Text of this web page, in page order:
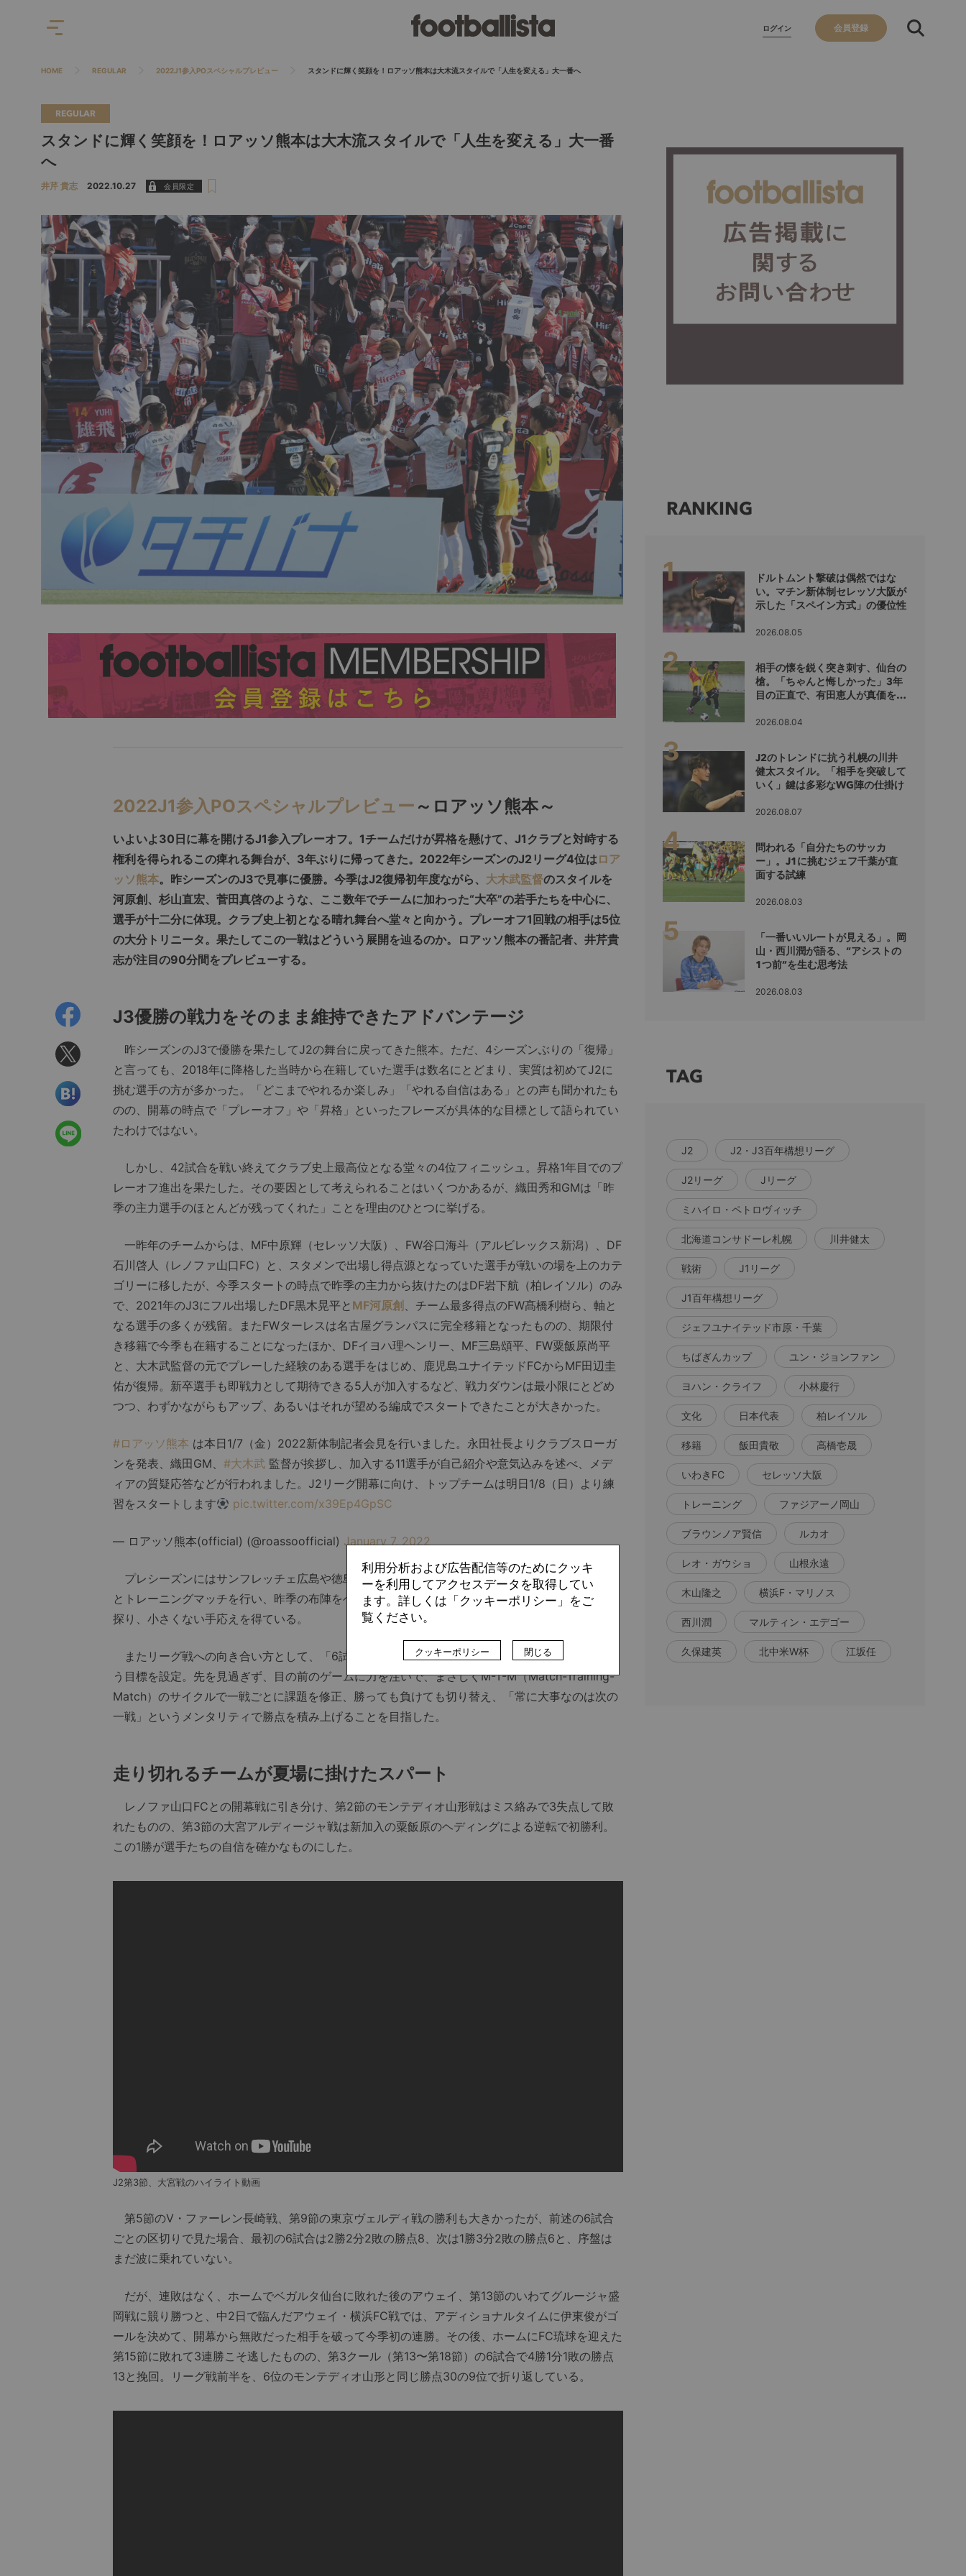
ログイン 会員登録
HOME REGULAR 2022J1参入POスペシャルプレビュー スタンドに輝く笑顔を！ロアッソ熊本は大木流スタイルで「人生を変える」大一番へ
REGULAR
スタンドに輝く笑顔を！ロアッソ熊本は大木流スタイルで「人生を変える」大一番
へ
井芹 貴志 2022.10.27
2022J1参入POスペシャルプレビュー ～ロアッソ熊本～
いよいよ30日に幕を開けるJ1参入プレーオフ。1チームだけが昇格を懸けて、J1クラブと対峙する
権利を得られるこの痺れる舞台が、3年ぶりに帰ってきた。2022年シーズンのJ2リーグ4位はロア
ッソ熊本。昨シーズンのJ3で見事に優勝。今季はJ2復帰初年度ながら、 大木武監督のスタイルを
河原創、杉山直宏、菅田真啓のような、ここ数年でチームに加わった“大卒”の若手たちを中心に、
選手が十二分に体現。クラブ史上初となる晴れ舞台へ堂々と向かう。プレーオフ1回戦の相手は5位
の大分トリニータ。果たしてこの一戦はどういう展開を辿るのか。ロアッソ熊本の番記者、井芹貴
志が注目の90分間をプレビューする。
J3優勝の戦力をそのまま維持できたアドバンテージ
昨シーズンのJ3で優勝を果たしてJ2の舞台に戻ってきた熊本。ただ、4シーズンぶりの「復帰」
と言っても、2018年に降格した当時から在籍していた選手は数名にとどまり、実質は初めてJ2に
挑む選手の方が多かった。「どこまでやれるか楽しみ」「やれる自信はある」との声も聞かれたも
のの、開幕の時点で「プレーオフ」や「昇格」といったフレーズが具体的な目標として語られてい
たわけではない。
しかし、42試合を戦い終えてクラブ史上最高位となる堂々の4位フィニッシュ。昇格1年目でのプ
レーオフ進出を果たした。その要因として考えられることはいくつかあるが、織田秀和GMは「昨
季の主力選手のほとんどが残ってくれた」ことを理由のひとつに挙げる。
一昨年のチームからは、MF中原輝（セレッソ大阪）、FW谷口海斗（アルビレックス新潟）、DF
石川啓人（レノファ山口FC）と、スタメンで出場し得点源となっていた選手が戦いの場を上のカテ
ゴリーに移したが、今季スタートの時点で昨季の主力から抜けたのはDF岩下航（柏レイソル）のみ
で、2021年のJ3にフル出場したDF黒木晃平と MF河原創 、チーム最多得点のFW髙橋利樹ら、軸と
なる選手の多くが残留。またFWターレスは名古屋グランパスに完全移籍となったものの、期限付
き移籍で今季も在籍することになったほか、DFイヨハ理ヘンリー、MF三島頌平、FW粟飯原尚平
と、大木武監督の元でプレーした経験のある選手をはじめ、鹿児島ユナイテッドFCからMF田辺圭
佑が復帰。新卒選手も即戦力として期待できる5人が加入するなど、戦力ダウンは最小限にとどめ
つつ、わずかながらもアップ、あるいはそれが望める編成でスタートできたことが大きかった。
#ロアッソ熊本 は本日1/7（金）2022新体制記者会見を行いました。永田社長よりクラブスローガ
ンを発表、織田GM、 #大木武 監督が挨拶し、加入する11選手が自己紹介や意気込みを述べ、メデ
ィアの質疑応答などが行われました。J2リーグ開幕に向け、トップチームは明日1/8（日）より練
習をスタートします
pic.twitter.com/x39Ep4GpSC
— ロアッソ熊本(official) (@roassoofficial) January 7, 2022
プレシーズンにはサンフレッチェ広島や徳島ヴォルティス、ヴァンフォーレ甲府といったチーム
とトレーニングマッチを行い、昨季の布陣をベースに新加入選手を試しながら馴染ませて可能性を
探り、小さくない手応えを得ている。
またリーグ戦への向き合い方として、「6試合ごとに勝点10」（＝シーズン終了時点で70）とい
う目標を設定。先を見過ぎず、目の前のゲームに力を注いで、まさしくM-T-M（Match-Training-
Match）のサイクルで一戦ごとに課題を修正、勝っても負けても切り替え、「常に大事なのは次の
一戦」というメンタリティで勝点を積み上げることを目指した。
走り切れるチームが夏場に掛けたスパート
レノファ山口FCとの開幕戦に引き分け、第2節のモンテディオ山形戦はミス絡みで3失点して敗
れたものの、第3節の大宮アルディージャ戦は新加入の粟飯原のヘディングによる逆転で初勝利。
この1勝が選手たちの自信を確かなものにした。
J2第3節、大宮戦のハイライト動画
第5節のV・ファーレン長崎戦、第9節の東京ヴェルディ戦の勝利も大きかったが、前述の6試合
ごとの区切りで見た場合、最初の6試合は2勝2分2敗の勝点8、次は1勝3分2敗の勝点6と、序盤は
まだ波に乗れていない。
だが、連敗はなく、ホームでベガルタ仙台に敗れた後のアウェイ、第13節のいわてグルージャ盛
岡戦に競り勝つと、中2日で臨んだアウェイ・横浜FC戦では、アディショナルタイムに伊東俊がゴ
ールを決めて、開幕から無敗だった相手を破って今季初の連勝。その後、ホームにFC琉球を迎えた
第15節に敗れて3連勝こそ逃したものの、第3クール（第13〜第18節）の6試合で4勝1分1敗の勝点
13と挽回。リーグ戦前半を、6位のモンテディオ山形と同じ勝点30の9位で折り返している。
RANKING
ドルトムント撃破は偶然ではな
い。マチン新体制セレッソ大阪が
示した「スペイン方式」の優位性
2026.08.05
相手の懐を鋭く突き刺す、仙台の
槍。「ちゃんと悔しかった」3年
目の正直で、有田恵人が真価を示
2026.08.04
J2のトレンドに抗う札幌の川井
健太スタイル。「相手を突破して
いく」鍵は多彩なWG陣の仕掛け
2026.08.07
問われる「自分たちのサッカ
ー」。J1に挑むジェフ千葉が直
面する試練
2026.08.03
「一番いいルートが見える」。岡
山・西川潤が語る、“アシストの
1つ前”を生む思考法
2026.08.03
TAG
J2 J2・J3百年構想リーグ
J2リーグ Jリーグ
ミハイロ・ペトロヴィッチ
北海道コンサドーレ札幌 川井健太
戦術 J1リーグ
J1百年構想リーグ
ジェフユナイテッド市原・千葉
ちばぎんカップ ユン・ジョンファン
ヨハン・クライフ 小林慶行
文化 日本代表 柏レイソル
移籍 飯田貴敬 高橋壱晟
いわきFC セレッソ大阪
トレーニング ファジアーノ岡山
ブラウンノア賢信 ルカオ
レオ・ガウショ 山根永遠
木山隆之 横浜F・マリノス
西川潤 マルティン・エデゴー
久保建英 北中米W杯 江坂任
利用分析および広告配信等のためにクッキ
ーを利用してアクセスデータを取得してい
ます。詳しくは「クッキーポリシー」をご
覧ください。
クッキーポリシー 閉じる